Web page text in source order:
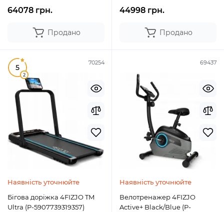
64078 грн.
Продано
44998 грн.
Продано
70254
5
2
Наявність уточнюйте
Бігова доріжка 4FIZJO TM
Ultra (P-5907739319357)
69437
Наявність уточнюйте
Велотренажер 4FIZJO
Active+ Black/Blue (P-